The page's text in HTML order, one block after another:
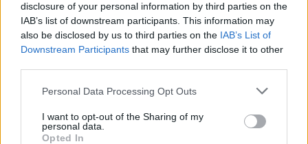
disclosure of your personal information by third parties on the
IAB’s list of downstream participants. This information may
also be disclosed by us to third parties on the IAB’s List of
Downstream Participants that may further disclose it to other
Personal Data Processing Opt Outs
I want to opt-out of the Sharing of my
personal data.
Opted In